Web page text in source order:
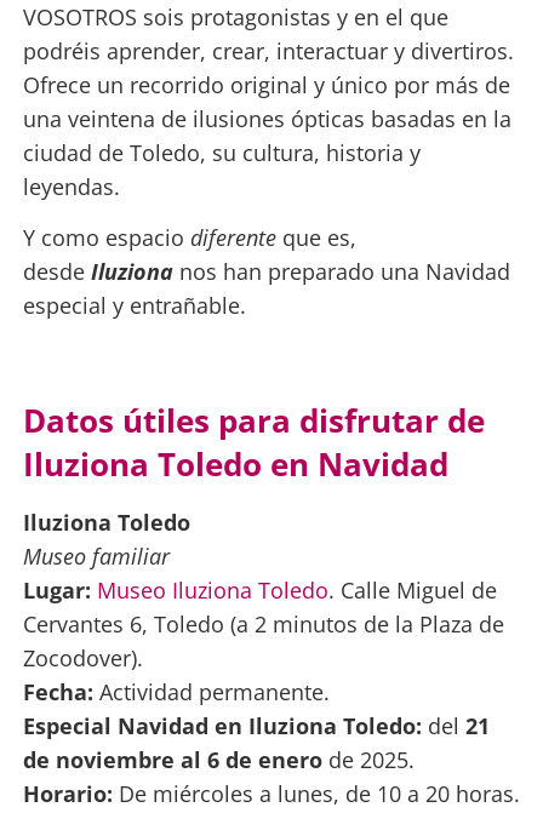
VOSOTROS sois protagonistas y en el que
podréis aprender, crear, interactuar y divertiros.
Ofrece un recorrido original y único por más de
una veintena de ilusiones ópticas basadas en la
ciudad de Toledo, su cultura, historia y
leyendas.
Y como espacio diferenteque es,
desde Iluziona nos han preparado una Navidad
especial y entrañable.
Datos útiles para disfrutar de
Iluziona Toledo en Navidad
Iluziona Toledo
Museo familiar
Lugar: Museo Iluziona Toledo. Calle Miguel de
Cervantes 6, Toledo (a 2 minutos de la Plaza de
Zocodover).
Fecha: Actividad permanente.
Especial Navidad en Iluziona Toledo: del 21
de noviembre al 6 de enerode 2025.
Horario: De miércoles a lunes, de 10 a 20 horas.